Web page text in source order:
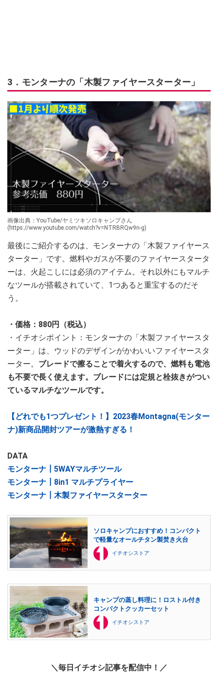
3．モンターナの「木製ファイヤースターター」
画像出典：YouTube/ヤミツキソロキャンプさん
(https://www.youtube.com/watch?v=NTRBRQw9n-g)
最後にご紹介するのは、モンターナの「木製ファイヤース
ターター」です。燃料やガスが不要のファイヤースタータ
ーは、火起こしには必須のアイテム。それ以外にもマルチ
なツールが搭載されていて、1つあると重宝するのだそ
う。
・価格：880円（税込）
・イチオシポイント：モンターナの「木製ファイヤースタ
ーター」は、ウッドのデザインがかわいいファイヤースタ
ーター。 ブレードで擦ることで着火するので、燃料も電池
も不要で長く使えます。ブレードには定規と栓抜きがつい
ているマルチなツールです。
【どれでも1つプレゼント！】2023春Montagna(モンター
ナ)新商品開封ツアーが激熱すぎる！
DATA
モンターナ┃5WAYマルチツール
モンターナ┃8in1 マルチプライヤー
モンターナ┃木製ファイヤースターター
ソロキャンプにおすすめ！コンパクト
で軽量なオールチタン製焚き火台
イチオシストア
キャンプの蒸し料理に！ロストル付き
コンパクトクッカーセット
イチオシストア
＼毎日イチオシ記事を配信中！／